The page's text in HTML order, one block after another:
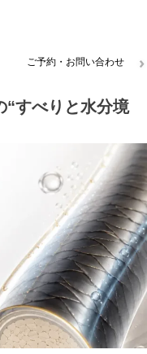
ご予約・お問い合わせ
“すべりと水分境